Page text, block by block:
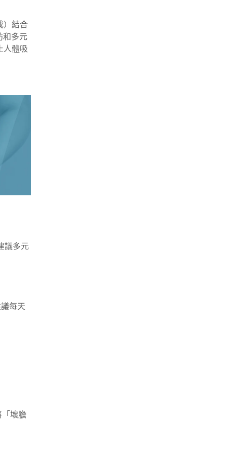
）結合
和多元
人體吸
議多元
每天
「壞膽